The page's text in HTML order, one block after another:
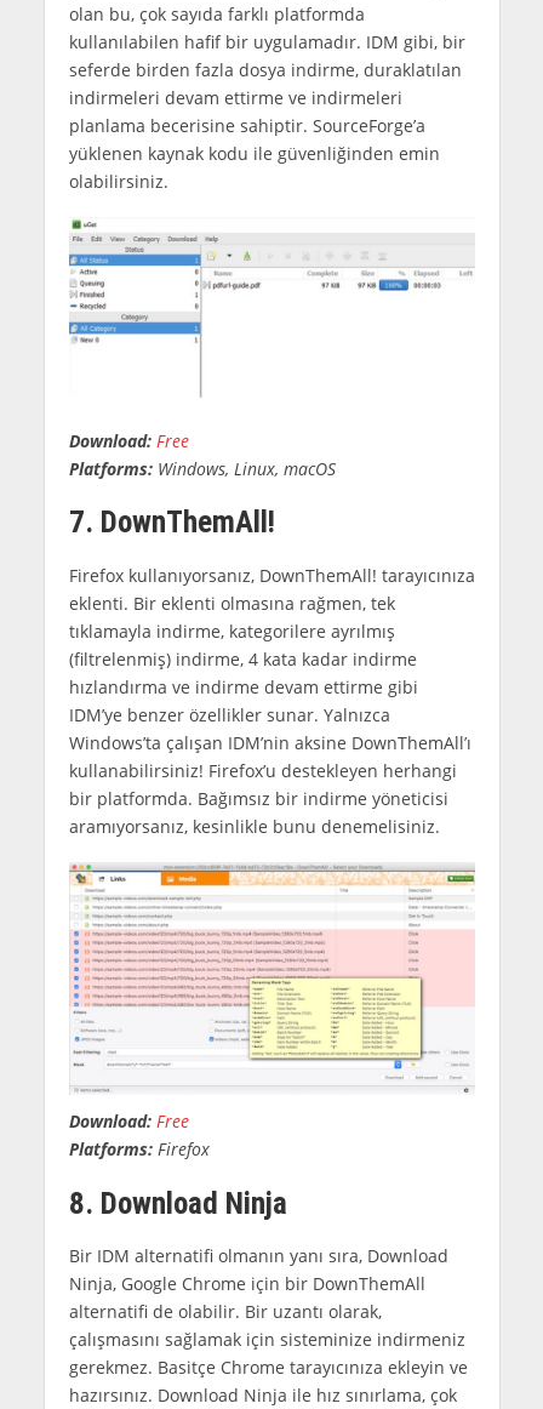
olan bu, çok sayıda farklı platformda
kullanılabilen hafif bir uygulamadır. IDM gibi, bir
seferde birden fazla dosya indirme, duraklatılan
indirmeleri devam ettirme ve indirmeleri
planlama becerisine sahiptir. SourceForge’a
yüklenen kaynak kodu ile güvenliğinden emin
olabilirsiniz.
Download: Free
Platforms: Windows, Linux, macOS
7. DownThemAll!
Firefox kullanıyorsanız, DownThemAll! tarayıcınıza
eklenti. Bir eklenti olmasına rağmen, tek
tıklamayla indirme, kategorilere ayrılmış
(filtrelenmiş) indirme, 4 kata kadar indirme
hızlandırma ve indirme devam ettirme gibi
IDM’ye benzer özellikler sunar. Yalnızca
Windows’ta çalışan IDM’nin aksine DownThemAll’ı
kullanabilirsiniz! Firefox’u destekleyen herhangi
bir platformda. Bağımsız bir indirme yöneticisi
aramıyorsanız, kesinlikle bunu denemelisiniz.
Download: Free
Platforms: Firefox
8. Download Ninja
Bir IDM alternatifi olmanın yanı sıra, Download
Ninja, Google Chrome için bir DownThemAll
alternatifi de olabilir. Bir uzantı olarak,
çalışmasını sağlamak için sisteminize indirmeniz
gerekmez. Basitçe Chrome tarayıcınıza ekleyin ve
hazırsınız. Download Ninja ile hız sınırlama, çok